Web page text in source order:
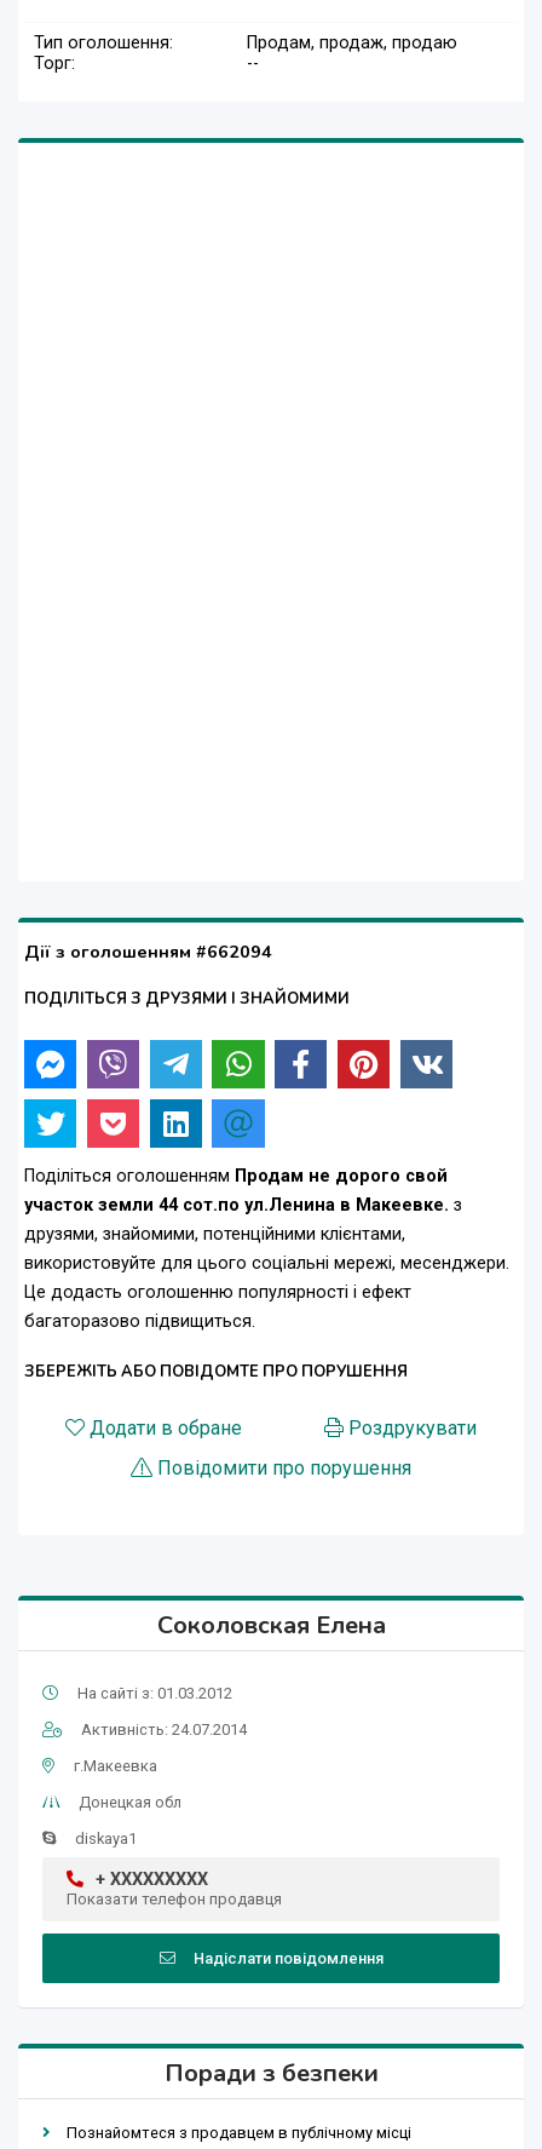
Тип оголошення:
Продам, продаж, продаю
Торг:
--
Дії з оголошенням #662094
ПОДІЛІТЬСЯ З ДРУЗЯМИ І ЗНАЙОМИМИ
Поділіться оголошенням Продам не дорого свой
участок земли 44 сот.по ул.Ленина в Макеевке. з
друзями, знайомими, потенційними клієнтами,
використовуйте для цього соціальні мережі, месенджери.
Це додасть оголошенню популярності і ефект
багаторазово підвищиться.
ЗБЕРЕЖІТЬ АБО ПОВІДОМТЕ ПРО ПОРУШЕННЯ
Додати в обране
Роздрукувати
Повідомити про порушення
Соколовская Елена
На сайті з: 01.03.2012
Активність: 24.07.2014
г.Макеевка
Донецкая обл
diskaya1
+ XXXXXXXXX
Показати телефон продавця
Надіслати повідомлення
Поради з безпеки
Познайомтеся з продавцем в публічному місці